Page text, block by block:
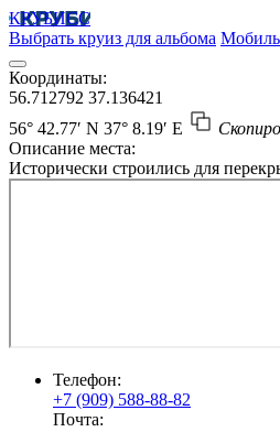
КРУБИСС
Выбрать круиз для альбома
Координаты:
56.712792 37.136421
56° 42.77′ N 37° 8.19′ E
Описание места:
Исторически строились для
Телефон:
+7 (909) 588-88-82
Почта: